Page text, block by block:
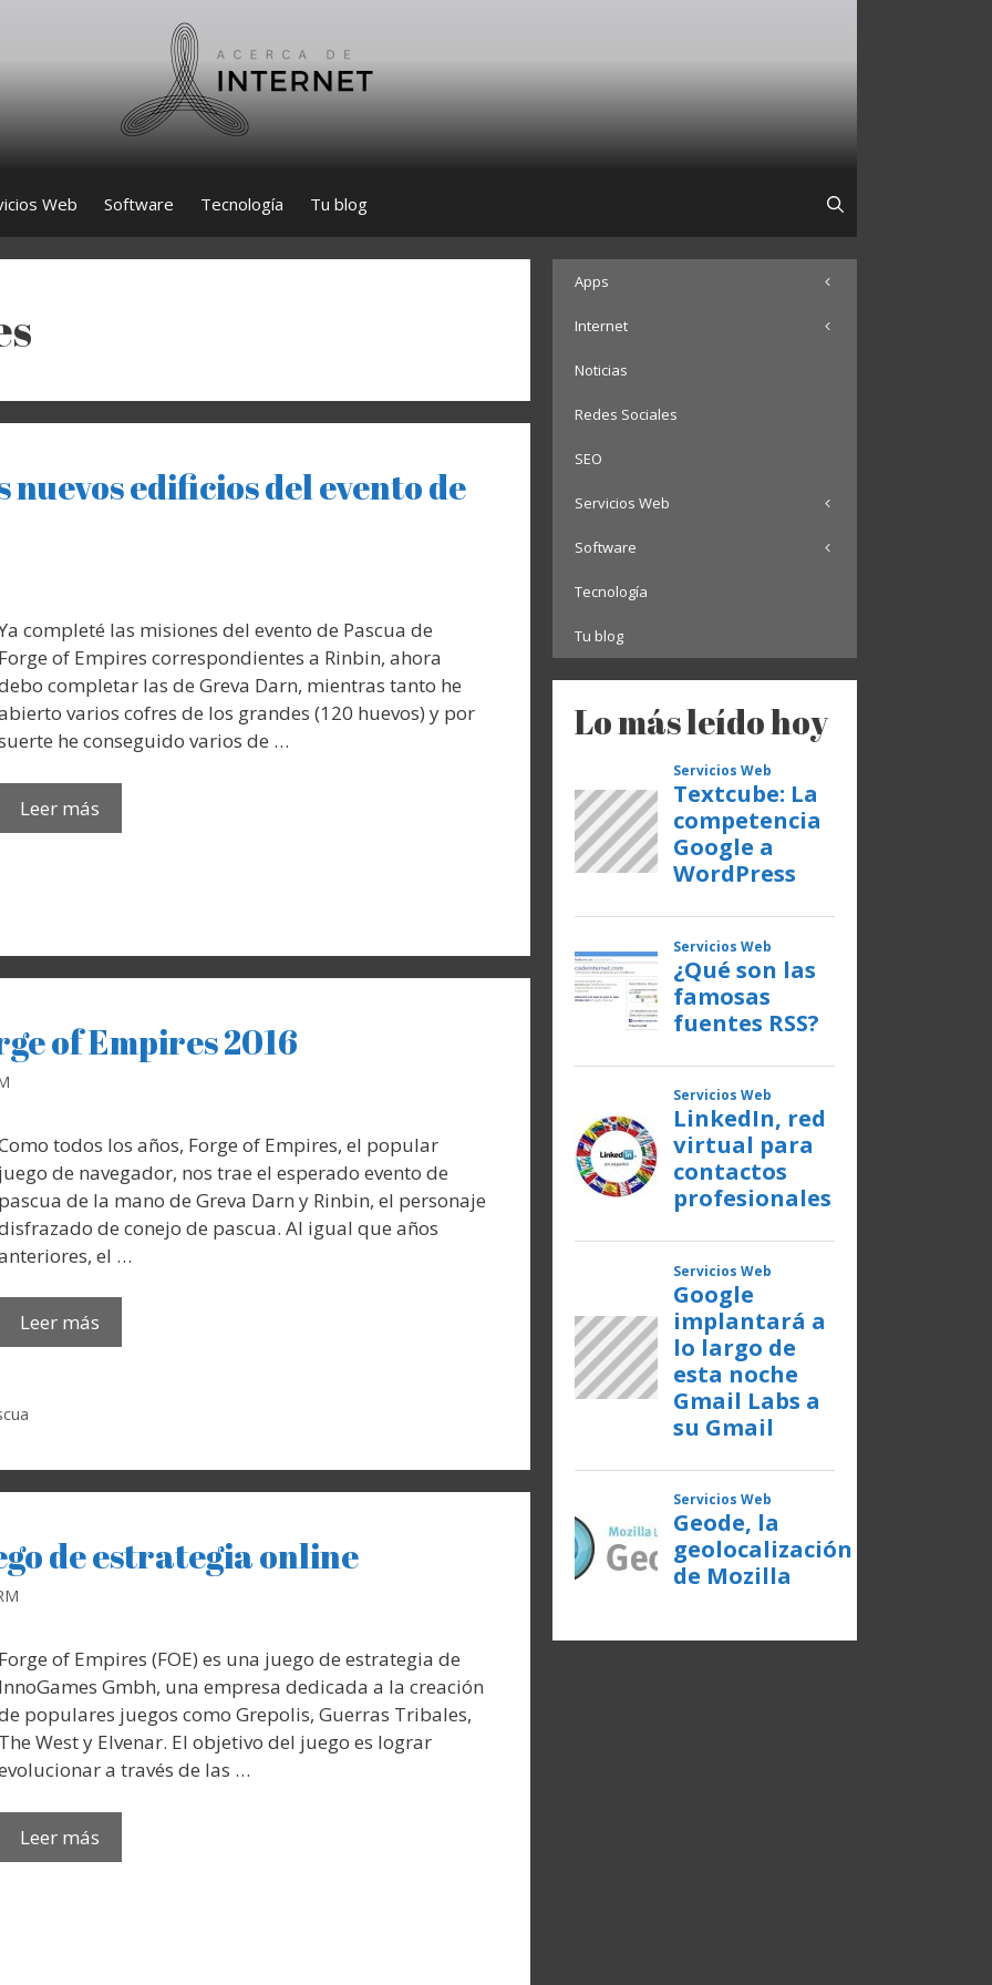
Web Software Tecnología Tu blog
nuevos edificios del evento de
completé las misiones del evento de Pascua de
Forge of Empires correspondientes a Rinbin, ahora
completar las de Greva Darn, mientras tanto he
varios cofres de los grandes (120 huevos) y por
he conseguido varios de …
Leer más
of Empires 2016
todos los años, Forge of Empires, el popular
juego de navegador, nos trae el esperado evento de
pascua de la mano de Greva Darn y Rinbin, el personaje
de conejo de pascua. Al igual que años
el …
Leer más
de estrategia online
Forge of Empires (FOE) es una juego de estrategia de
InnoGames Gmbh, una empresa dedicada a la creación
populares juegos como Grepolis, Guerras Tribales,
The West y Elvenar. El objetivo del juego es lograr
a través de las …
Leer más
Apps
Internet
Noticias
Redes Sociales
SEO
Servicios Web
Software
Tecnología
Tu blog
Lo más leído hoy